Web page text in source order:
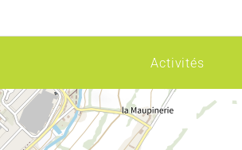
Activités